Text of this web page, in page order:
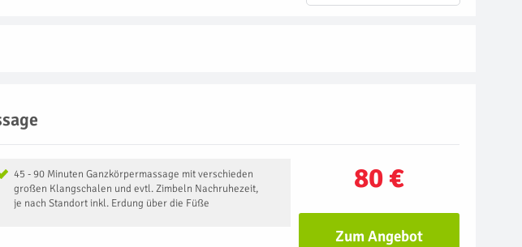
80 €
45 - 90 Minuten Ganzkörpermassage mit verschieden
großen Klangschalen und evtl. Zimbeln Nachruhezeit,
je nach Standort inkl. Erdung über die Füße
Zum Angebot